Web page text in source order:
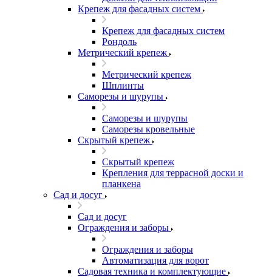
Крепеж для фасадных систем
Крепеж для фасадных систем
Рондоль
Метрический крепеж
Метрический крепеж
Шплинты
Саморезы и шурупы
Саморезы и шурупы
Саморезы кровельные
Скрытый крепеж
Скрытый крепеж
Крепления для террасной доски и
планкена
Сад и досуг
Сад и досуг
Ограждения и заборы
Ограждения и заборы
Автоматизация для ворот
Садовая техника и комплектующие